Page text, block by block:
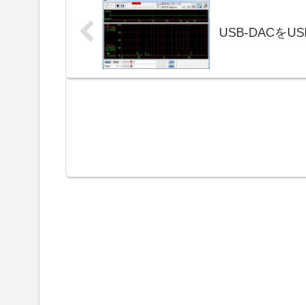
USB-DACを